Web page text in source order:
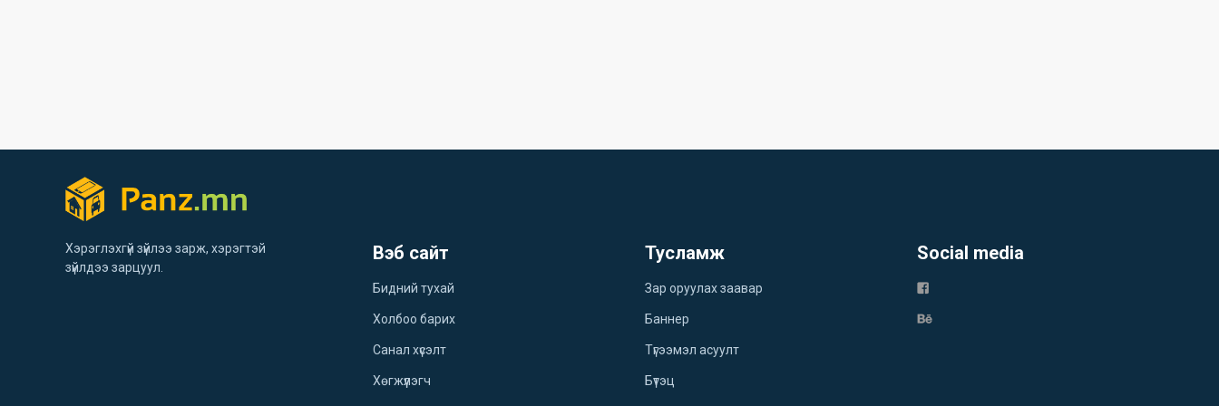
Хэрэглэхгүй зүйлээ зарж, хэрэгтэй
зүйлдээ зарцуул.
Вэб сайт
Бидний тухай
Холбоо барих
Санал хүсэлт
Хөгжүүлэгч
Тусламж
Зар оруулах заавар
Баннер
Түгээмэл асуулт
Бүтэц
Social media